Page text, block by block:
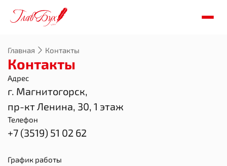
Главная Контакты
Контакты
Адрес
г. Магнитогорск,
пр-кт Ленина, 30, 1 этаж
Телефон
+7 (3519) 51 02 62
График работы